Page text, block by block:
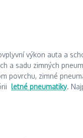
výkon auta a
sadu zimných
povrchu, zimné
letné pneumatiky.